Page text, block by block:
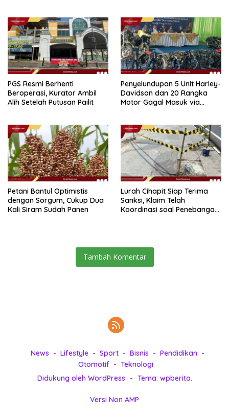
PGS Resmi Berhenti
Beroperasi, Kurator Ambil
Alih Setelah Putusan Pailit
Penyelundupan 5 Unit Harley-
Davidson dan 20 Rangka
Motor Gagal Masuk via
Petani Bantul Optimistis
dengan Sorgum, Cukup Dua
Kali Siram Sudah Panen
Lurah Cihapit Siap Terima
Sanksi, Klaim Telah
Koordinasi soal Penebangan
Tambah Komentar
News Lifestyle Sport Bisnis
Pendidikan
Otomotif
Teknologi
Didukung oleh WordPress
- Tema: wpberita.
Versi Non AMP